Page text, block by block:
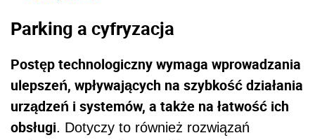
Parking a cyfryzacja
Postęp technologiczny wymaga wprowadzania
ulepszeń, wpływających na szybkość działania
urządzeń i systemów, a także na łatwość ich
obsługi. Dotyczy to również rozwiązań